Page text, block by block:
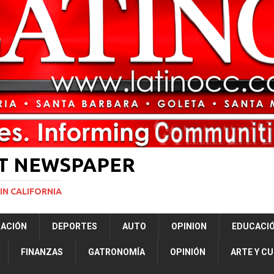
1 – Colombia 1 DEPORTE
a ley de Texas que permite a la policía detener a migrantes
la mayor nevada en lo que va del año en California NACIONALES
Years to Life for Murdering Girlfriend in Front of Her Children LOCAL
promete impulsar la investigación oceánica en EE. UU. CIENCIA
NEWSPAPER
CALIFORNIA
DEPORTES AUTO OPINION
FINANZAS GATRONOMÍA OPINIÓN ARTE Y